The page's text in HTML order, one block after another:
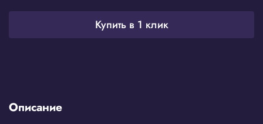
Купить в 1 клик
Описание